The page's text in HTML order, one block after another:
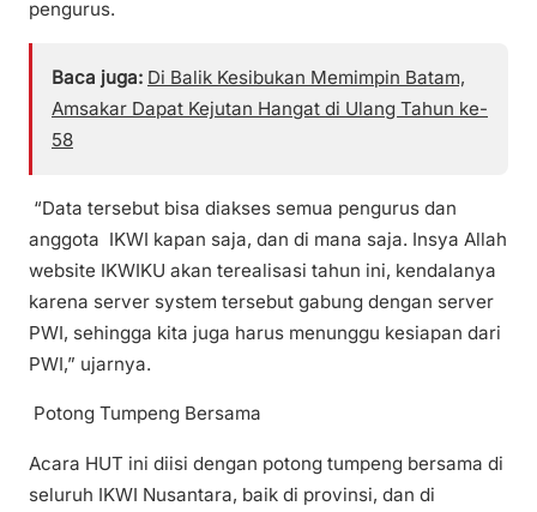
pengurus.
Baca juga: Di Balik Kesibukan Memimpin Batam,
Amsakar Dapat Kejutan Hangat di Ulang Tahun ke-
58
“Data tersebut bisa diakses semua pengurus dan
anggota IKWI kapan saja, dan di mana saja. Insya Allah
website IKWIKU akan terealisasi tahun ini, kendalanya
karena server system tersebut gabung dengan server
PWI, sehingga kita juga harus menunggu kesiapan dari
PWI,” ujarnya.
Potong Tumpeng Bersama
Acara HUT ini diisi dengan potong tumpeng bersama di
seluruh IKWI Nusantara, baik di provinsi, dan di